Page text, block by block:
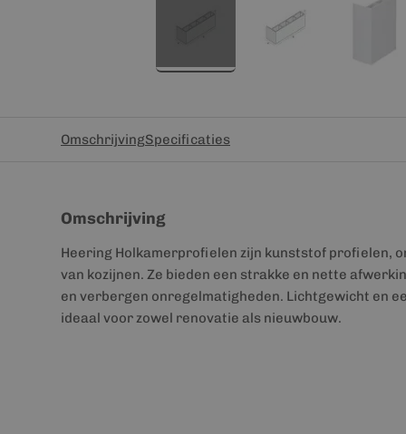
OmschrijvingSpecificaties
Omschrijving
Heering Holkamerprofielen zijn kunststof profielen,
van kozijnen. Ze bieden een strakke en nette
en verbergen onregelmatigheden. Lichtgewicht en
ideaal voor zowel renovatie als nieuwbouw.